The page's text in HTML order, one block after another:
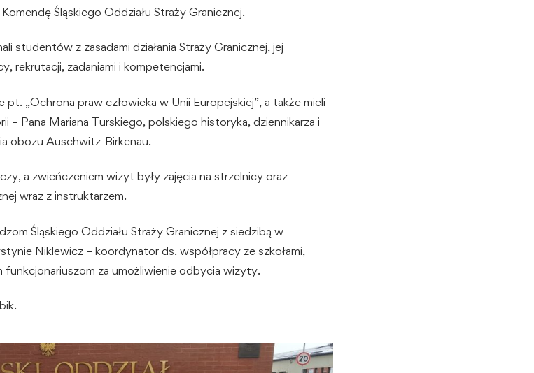
Śląskiego Oddziału Straży Granicznej.
studentów z zasadami działania Straży Granicznej, jej
rekrutacji, zadaniami i kompetencjami.
„Ochrona praw człowieka w Unii Europejskiej”, a także mieli
– Pana Mariana Turskiego, polskiego historyka, dziennikarza i
obozu Auschwitz-Birkenau.
a zwieńczeniem wizyt były zajęcia na strzelnicy oraz
wraz z instruktarzem.
Śląskiego Oddziału Straży Granicznej z siedzibą w
Niklewicz – koordynator ds. współpracy ze szkołami,
funkcjonariuszom za umożliwienie odbycia wizyty.